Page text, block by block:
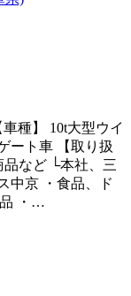
種】 10t大型ウイ
ート車 【取り扱
品など └本社、三
中京 ・食品、ド
品 ・…